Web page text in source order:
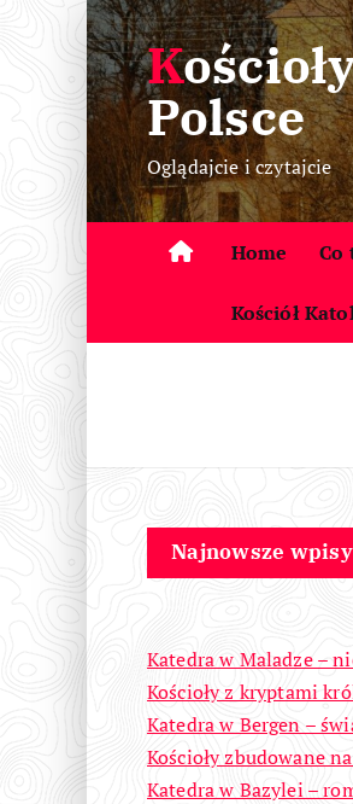
S
k
i
p
t
c
e
Kościoły w
Polsce
Oglądajcie i czytajcie
Home Co
Kościół
Najnowsze wpisy
Katedra w Maladze –
Kościoły z kryptami
Katedra w Bergen –
Kościoły zbudowane
Katedra w Bazylei –